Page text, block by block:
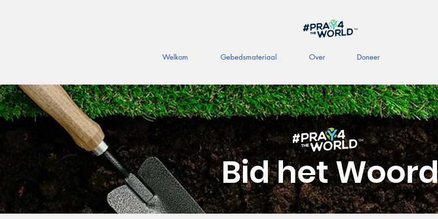
Welkom Gebedsmateriaal Over Doneer
Bid het